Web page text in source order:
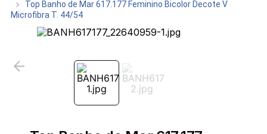
Top Banho de Mar 617.177 Feminino Bicolor Decote V
Microfibra T. 44/54